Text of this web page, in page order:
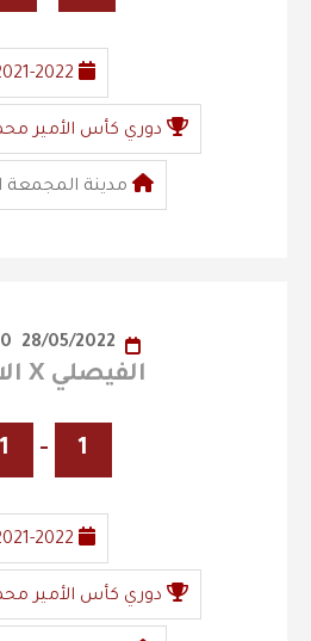
2022
دوري كأس الأمير
مدينة المجمعة
الفيصلي X الاتفاق
1
-
1
2022
دوري كأس الأمير